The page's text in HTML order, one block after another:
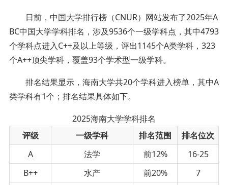
日前，中国大学排行榜（CNUR）网站发布了2025年A
BC中国大学学科排名，涉及9536个一级学科点，其中4793
个学科点进入C++及以上等级，评出1145个A类学科，323
个A++顶尖学科，覆盖93个学术型一级学科。
排名结果显示，海南大学共20个学科进入榜单，其中A
类学科有1个；排名结果具体如下。
2025海南大学学科排名
评级
一级学科 排名范围
排名位次
A
法学 前12%
16-25
B++
水产 前20%
7